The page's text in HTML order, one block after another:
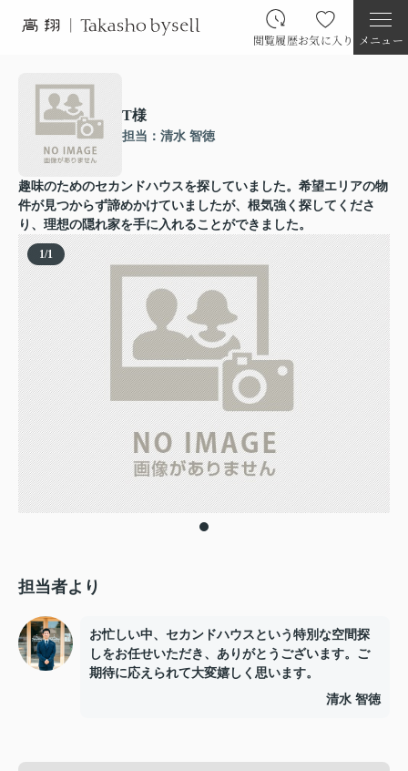
閲覧履歴お気に入り メニュー
T様
担当：清水 智徳
趣味のためのセカンドハウスを探していました。希望エリアの物
件が見つからず諦めかけていましたが、根気強く探してくださ
り、理想の隠れ家を手に入れることができました。
1/1
担当者より
お忙しい中、セカンドハウスという特別な空間探
しをお任せいただき、ありがとうございます。ご
期待に応えられて大変嬉しく思います。
清水 智徳